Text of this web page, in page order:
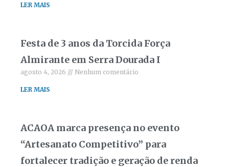
LER MAIS
Festa de 3 anos da Torcida Força
Almirante em Serra Dourada I
agosto 4, 2026 Nenhum comentário
LER MAIS
ACAOA marca presença no evento
“Artesanato Competitivo” para
fortalecer tradição e geração de renda